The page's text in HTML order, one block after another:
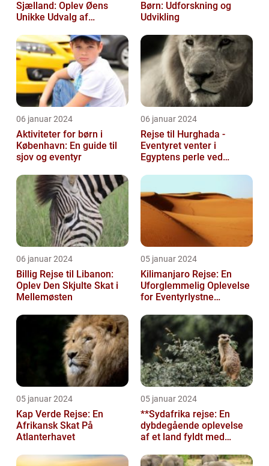
Sjælland: Oplev Øens
Unikke Udvalg af
Børn: Udforskning og
Udvikling
06 januar 2024
Aktiviteter for børn i
København: En guide til
sjov og eventyr
06 januar 2024
Rejse til Hurghada -
Eventyret venter i
Egyptens perle ved
06 januar 2024
Billig Rejse til Libanon:
Oplev Den Skjulte Skat i
Mellemøsten
05 januar 2024
Kilimanjaro Rejse: En
Uforglemmelig Oplevelse
for Eventyrlystne
05 januar 2024
Kap Verde Rejse: En
Afrikansk Skat På
Atlanterhavet
05 januar 2024
**Sydafrika rejse: En
dybdegående oplevelse
af et land fyldt med